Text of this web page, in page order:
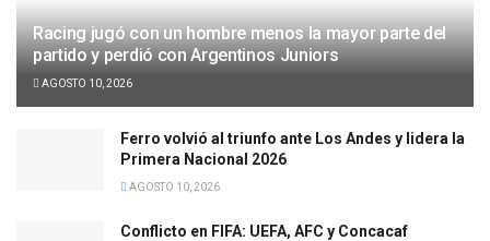
Racing jugó con un hombre menos la mayor parte del
partido y perdió con Argentinos Juniors
AGOSTO 10, 2026
Ferro volvió al triunfo ante Los Andes y lidera la
Primera Nacional 2026
AGOSTO 10, 2026
Conflicto en FIFA: UEFA, AFC y Concacaf